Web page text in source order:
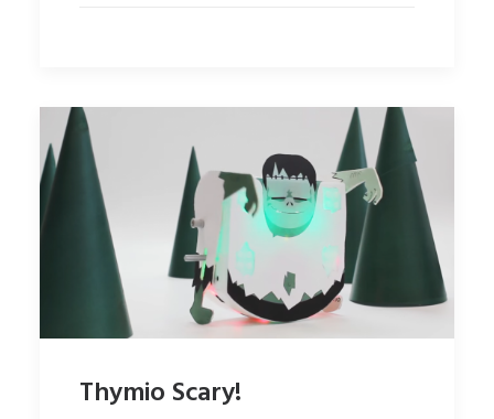
Thymio Scary!